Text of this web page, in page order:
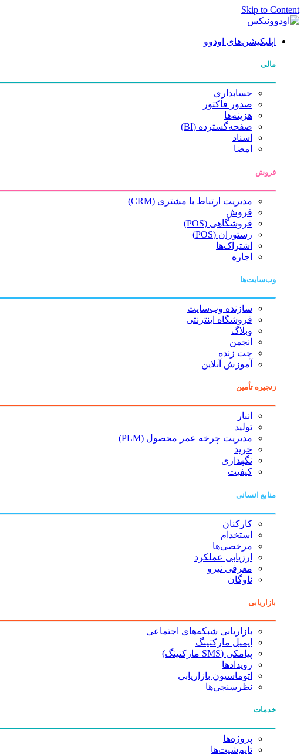
Skip to Content
اپلیکیشن‌های اودوو
مالی
حسابداری
صدور فاکتور
هزینه‌ها
صفحه‌گسترده (BI)
اسناد
امضا
فروش
مدیریت ارتباط با مشتری (CRM)
فروش
فروشگاهی (POS)
رستوران (POS)
اشتراک‌ها
اجاره
وب‌سایت‌ها
سازنده وب‌سایت
فروشگاه اینترنتی
وبلاگ
انجمن
چت زنده
آموزش آنلاین
زنجیره تأمین
انبار
تولید
مدیریت چرخه عمر محصول (PLM)
خرید
نگهداری
کیفیت
منابع انسانی
کارکنان
استخدام
مرخصی‌ها
ارزیابی عملکرد
معرفی نیرو
ناوگان
بازاریابی
بازاریابی شبکه‌های اجتماعی
ایمیل مارکتینگ
پیامکی (SMS مارکتینگ)
رویدادها
اتوماسیون بازاریابی
نظرسنجی‌ها
خدمات
پروژه‌ها
تایم‌شیت‌ها